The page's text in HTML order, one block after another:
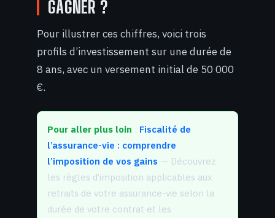
GAGNER ?
Pour illustrer ces chiffres, voici trois
profils d’investissement sur une durée de
8 ans, avec un versement initial de 50 000
€.
Pour aller plus loin : Fiscalité de
l’assurance-vie : comprendre
l’imposition de vos gains — Découvrez
les règles d’imposition applicables aux
retraits de votre assurance-vie selon la
durée de votre contrat et les